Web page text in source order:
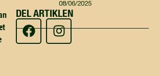
08/06/2025
DEL ARTIKLEN